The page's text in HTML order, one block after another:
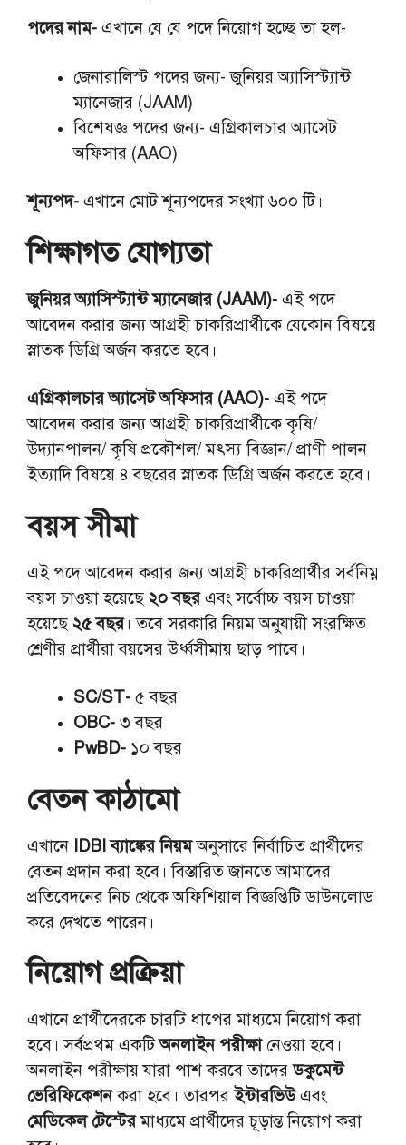
পদের নাম- এখানে যে যে পদে নিয়োগ হচ্ছে তা হল-
জেনারালিস্ট পদের জন্য- জুনিয়র অ্যাসিস্ট্যান্ট
ম্যানেজার (JAAM)
বিশেষজ্ঞ পদের জন্য- এগ্রিকালচার অ্যাসেট
অফিসার (AAO)
শূন্যপদ- এখানে মোট শূন্যপদের সংখ্যা ৬০০ টি।
শিক্ষাগত যোগ্যতা
জুনিয়র অ্যাসিস্ট্যান্ট ম্যানেজার (JAAM)- এই পদে
আবেদন করার জন্য আগ্রহী চাকরিপ্রার্থীকে যেকোন বিষয়ে
স্নাতক ডিগ্রি অর্জন করতে হবে।
এগ্রিকালচার অ্যাসেট অফিসার (AAO)- এই পদে
আবেদন করার জন্য আগ্রহী চাকরিপ্রার্থীকে কৃষি/
উদ্যানপালন/ কৃষি প্রকৌশল/ মৎস্য বিজ্ঞান/ প্রাণী পালন
ইত্যাদি বিষয়ে ৪ বছরের স্নাতক ডিগ্রি অর্জন করতে হবে।
বয়স সীমা
এই পদে আবেদন করার জন্য আগ্রহী চাকরিপ্রার্থীর সর্বনিম্ন
বয়স চাওয়া হয়েছে ২০ বছরএবং সর্বোচ্চ বয়স চাওয়া
হয়েছে ২৫ বছর। তবে সরকারি নিয়ম অনুযায়ী সংরক্ষিত
শ্রেণীর প্রার্থীরা বয়সের উর্ধ্বসীমায় ছাড় পাবে।
SC/ST- ৫ বছর
OBC- ৩ বছর
PwBD- ১০ বছর
বেতন কাঠামো
এখানে IDBI ব্যাঙ্কের নিয়মঅনুসারে নির্বাচিত প্রার্থীদের
বেতন প্রদান করা হবে। বিস্তারিত জানতে আমাদের
প্রতিবেদনের নিচ থেকে অফিশিয়াল বিজ্ঞপ্তিটি ডাউনলোড
করে দেখতে পারেন।
নিয়োগ প্রক্রিয়া
এখানে প্রার্থীদেরকে চারটি ধাপের মাধ্যমে নিয়োগ করা
হবে। সর্বপ্রথম একটিঅনলাইন পরীক্ষানেওয়া হবে।
অনলাইন পরীক্ষায় যারা পাশ করবে তাদেরডকুমেন্ট
ভেরিফিকেশনকরা হবে। তারপরইন্টারভিউএবং
মেডিকেল টেস্টেরমাধ্যমে প্রার্থীদের চূড়ান্ত নিয়োগ করা